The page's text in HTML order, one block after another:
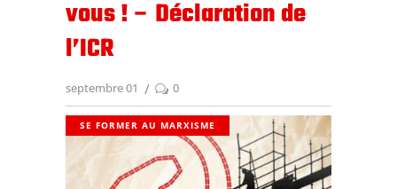
vous ! – Déclaration de
l’ICR
septembre 01 0
SE FORMER AU MARXISME